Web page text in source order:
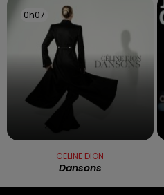
0h07
0h07
CELINE DION
Dansons